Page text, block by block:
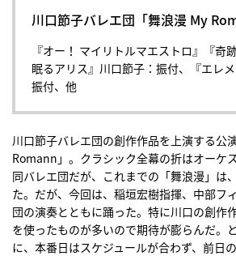
川口節子バレエ団「舞浪漫 My
『オー！ マイリトルマエストロ』『奇
眠るアリス』川口節子：振付、『エレ
振付、他
川口節子バレエ団の創作作品を上演する公
Romann」。クラシック全幕の折はオーケ
同バレエ団だが、これまでの「舞浪漫」は
た。だが、今回は、稲垣宏樹指揮、中部フ
団の演奏とともに踊った。特に川口の創作
を使ったものが多いので期待が膨らんだ。
に、本番日はスケジュールが合わず、前日